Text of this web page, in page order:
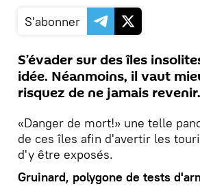
S'abonner
S’évader sur des îles
idée. Néanmoins, il vaut
risquez de ne jamais revenir.
«Danger de mort!» une telle
de ces îles afin d'avertir les
d'y être exposés.
Gruinard, polygone de tests